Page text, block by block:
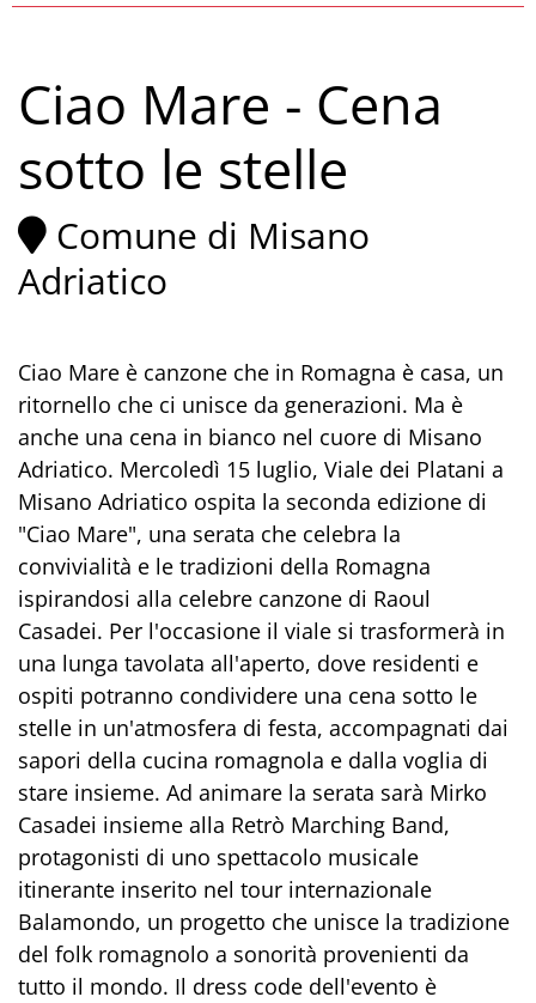
Ciao Mare - Cena
sotto le stelle
Comune di Misano
Adriatico
Ciao Mare è canzone che in Romagna è casa, un
ritornello che ci unisce da generazioni. Ma è
anche una cena in bianco nel cuore di Misano
Adriatico. Mercoledì 15 luglio, Viale dei Platani a
Misano Adriatico ospita la seconda edizione di
"Ciao Mare", una serata che celebra la
convivialità e le tradizioni della Romagna
ispirandosi alla celebre canzone di Raoul
Casadei. Per l'occasione il viale si trasformerà in
una lunga tavolata all'aperto, dove residenti e
ospiti potranno condividere una cena sotto le
stelle in un'atmosfera di festa, accompagnati dai
sapori della cucina romagnola e dalla voglia di
stare insieme. Ad animare la serata sarà Mirko
Casadei insieme alla Retrò Marching Band,
protagonisti di uno spettacolo musicale
itinerante inserito nel tour internazionale
Balamondo, un progetto che unisce la tradizione
del folk romagnolo a sonorità provenienti da
tutto il mondo. Il dress code dell'evento è